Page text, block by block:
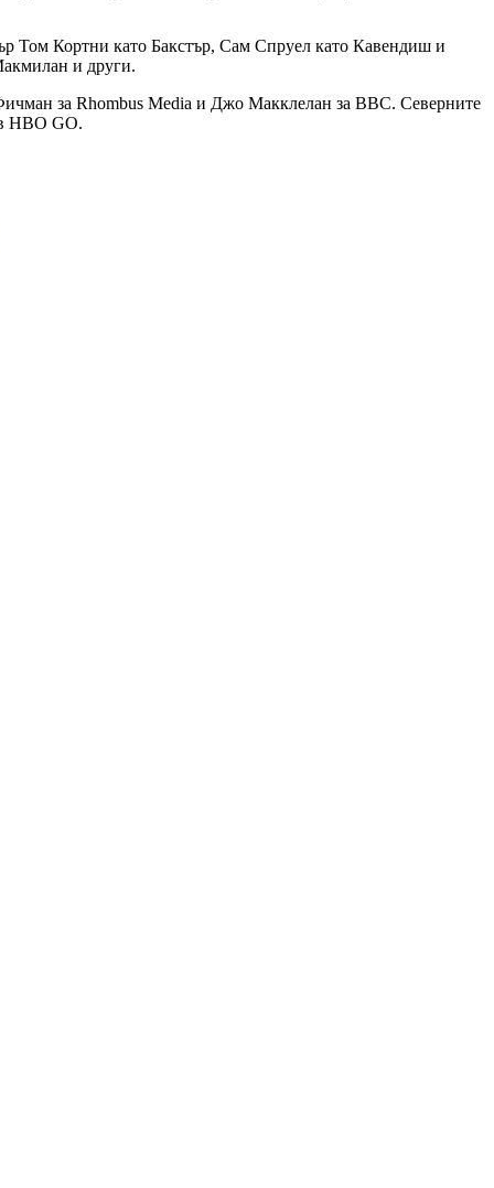
Том Кортни като Бакстър, Сам Спруел като Кавендиш и
и други.
за Rhombus Media и Джо Макклелан за BBC. Северните
HBO GO.